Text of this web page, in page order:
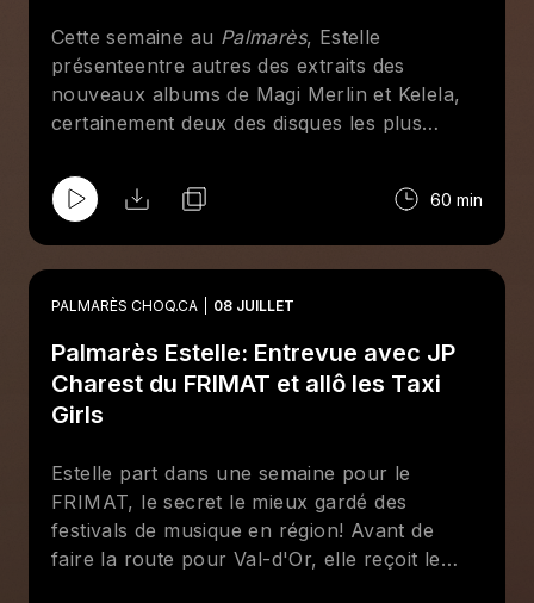
Cette semaine au Palmarès, Estelle
présenteentre autres des extraits des
nouveaux albums de Magi Merlin et Kelela,
certainement deux des disques les plus
60 min
PALMARÈS CHOQ.CA 08 JUILLET
Palmarès Estelle: Entrevue avec JP
Charest du FRIMAT et allô les Taxi
Girls
Estelle part dans une semaine pour le
FRIMAT, le secret le mieux gardé des
festivals de musique en région! Avant de
faire la route pour Val-d'Or, elle reçoit le